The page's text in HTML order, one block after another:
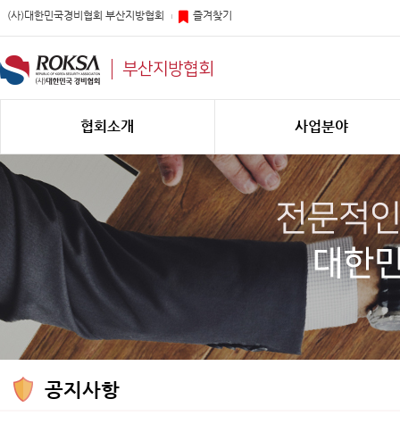
(사)대한민국경비협회 부산지방협회 즐겨찾기
부산지방협회
협회소개 사업분야
공지사항